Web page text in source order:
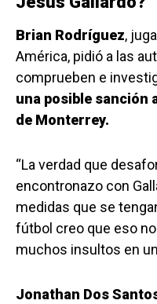
Brian Rodríguez,
América, pidió a las
comprueben e
una posible sanción
de Monterrey.
“La verdad que
encontronazo con
medidas que se
fútbol creo que eso
muchos insultos en
Jonathan Dos